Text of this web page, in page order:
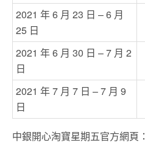
2021 年 6 月 23 日 – 6 月
25 日
2021 年 6 月 30 日 – 7 月 2
日
2021 年 7 月 7 日 – 7 月 9
日
中銀開心淘寶星期五官方網頁：